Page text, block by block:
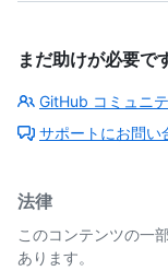
まだ助けが必要で
GitHub コミュニ
サポートにお問い
法律
このコンテンツの一
あります。